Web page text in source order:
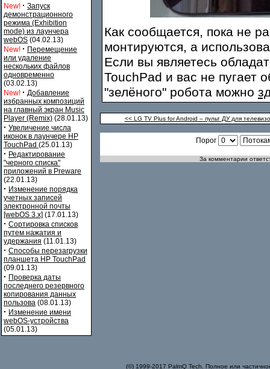
New! · Запуск
демонстрационного
режима (Exhibition
mode) из лаунчера
webOS (04.02.13)
New! · Перемещение
или удаление
нескольких файлов
одновременно
(03.02.13)
New! · Добавление
избранных композиций
на главный экран Music
Player (Remix) (28.01.13)
· Увеличение числа
иконок в лаунчере HP
TouchPad (25.01.13)
· Редактирование
"черного списка"
приложений в Preware
(22.01.13)
· Изменение порядка
учетных записей
электронной почты
[webOS 3.x] (17.01.13)
· Сортировка списков
путем нажатия и
удержания (11.01.13)
· Способы перезагрузки
планшета HP TouchPad
(09.01.13)
· Проверка даты
последнего резервного
копирования данных
пользова (08.01.13)
· Изменение имени
webOS-устройства
(05.01.13)
Как сообщается, пока не
монтируются, а
Если вы являетесь
TouchPad и вас не пугает
"зелёного" робота можно
<< LG TV Plus for Android – пульт ДУ для
Порог
За комментарии
(©) 1999-2017 PalmQ Tech. Полное или